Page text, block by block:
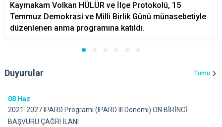
Kaymakam Volkan HÜLÜR ve İlçe Protokolü, 15
Temmuz Demokrasi ve Milli Birlik Günü münasebetiyle
düzenlenen anma programına katıldı.
Duyurular Tümü
08 Haz
2021-2027 IPARD Programı (IPARD III Dönemi) ON BİRİNCİ
BAŞVURU ÇAĞRI İLANI